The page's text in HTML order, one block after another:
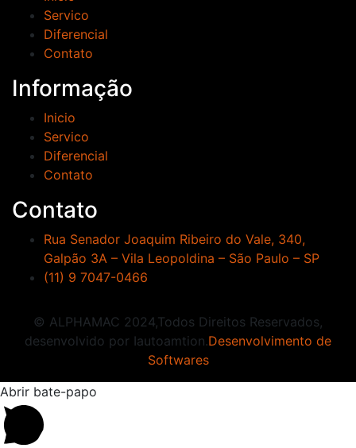
Servico
Diferencial
Contato
Informação
Inicio
Servico
Diferencial
Contato
Contato
Rua Senador Joaquim Ribeiro do Vale, 340,
Galpão 3A – Vila Leopoldina – São Paulo – SP
(11) 9 7047-0466
© ALPHAMAC 2024,Todos Direitos Reservados,
desenvolvido por Iautoamtion.Desenvolvimento de
Softwares
Abrir bate-papo